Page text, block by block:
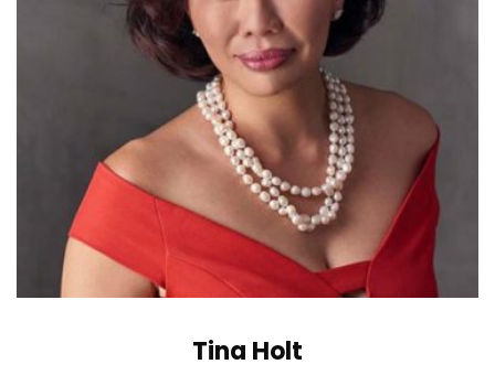
Tina Holt